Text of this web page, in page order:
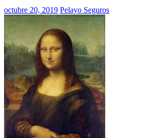
octubre 20, 2019 Pelayo Seguros